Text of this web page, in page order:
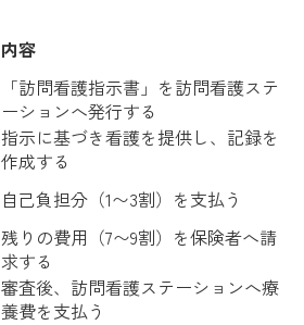
内容
「訪問看護指示書」を訪問看護ステ
ーションへ発行する
指示に基づき看護を提供し、記録を
作成する
自己負担分（1〜3割）を支払う
残りの費用（7〜9割）を保険者へ請
求する
審査後、訪問看護ステーションへ療
養費を支払う